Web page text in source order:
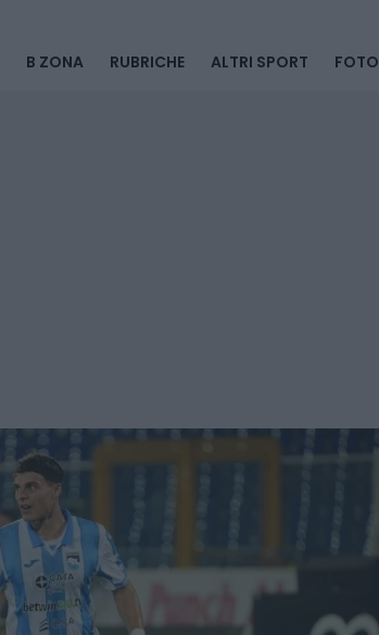
B ZONA RUBRICHE ALTRI SPORT FOTO